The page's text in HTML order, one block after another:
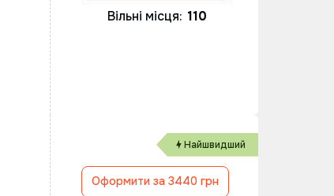
Вільні місця: 110
Найшвидший
Оформити за 3440 грн